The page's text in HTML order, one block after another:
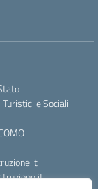
e Sociali